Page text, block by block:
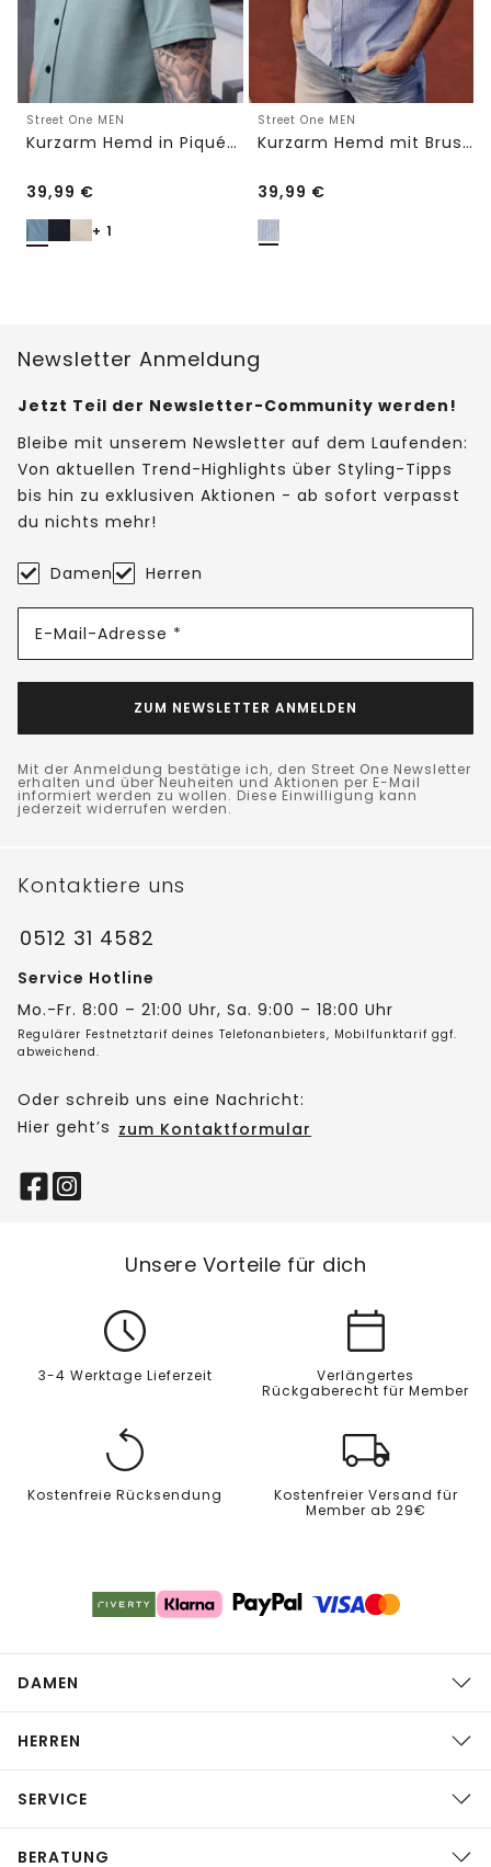
Street One MEN
Kurzarm Hemd in Piqué-Qualität
39,99 €
+ 1
Street One MEN
Kurzarm Hemd mit Brusttasche und Streifen
39,99 €
Newsletter Anmeldung
Jetzt Teil der Newsletter-Community werden!
Bleibe mit unserem Newsletter auf dem Laufenden:
Von aktuellen Trend-Highlights über Styling-Tipps
bis hin zu exklusiven Aktionen - ab sofort verpasst
du nichts mehr!
Damen Herren
E-Mail-Adresse *
ZUM NEWSLETTER ANMELDEN
Mit der Anmeldung bestätige ich, den Street One Newsletter
erhalten und über Neuheiten und Aktionen per E-Mail
informiert werden zu wollen. Diese Einwilligung kann
jederzeit widerrufen werden.
Kontaktiere uns
0512 31 4582
Service Hotline
Mo.-Fr. 8:00 – 21:00 Uhr, Sa. 9:00 – 18:00 Uhr
Regulärer Festnetztarif deines Telefonanbieters, Mobilfunktarif ggf.
abweichend.
Oder schreib uns eine Nachricht:
Hier geht’s zum Kontaktformular
Unsere Vorteile für dich
3-4 Werktage Lieferzeit
Verlängertes
Rückgaberecht für Member
Kostenfreie Rücksendung
Kostenfreier Versand für
Member ab 29€
DAMEN
HERREN
SERVICE
BERATUNG